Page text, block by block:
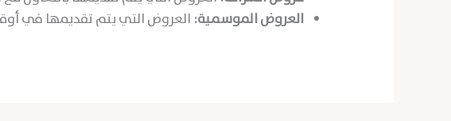
العروض الموسمية: العروض التي يتم تقديمها في